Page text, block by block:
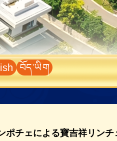
བོད་ཡིག
ポチェによる寶吉祥リン